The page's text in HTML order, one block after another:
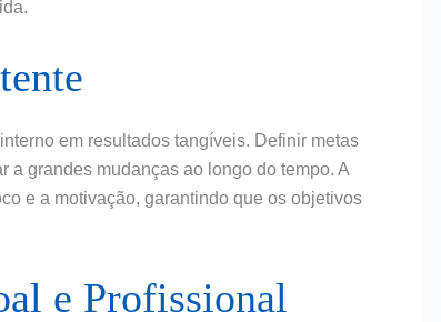
em resultados tangíveis. Definir metas
a grandes mudanças ao longo do tempo. A
e a motivação, garantindo que os objetivos
e Profissional